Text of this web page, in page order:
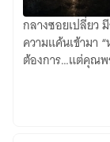
ร้าน
ของ
อาถรรพ์
กลางซอยเปลี่ยว
ความแค้นเข้ามา
ต้องการ…แต่คุณพ